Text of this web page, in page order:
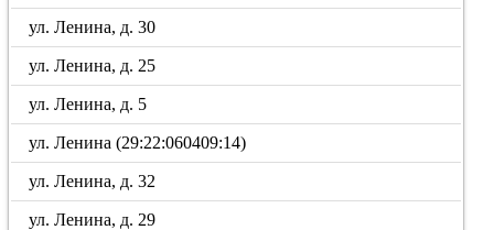
ул. Ленина, д. 30
ул. Ленина, д. 25
ул. Ленина, д. 5
ул. Ленина (29:22:060409:14)
ул. Ленина, д. 32
ул. Ленина, д. 29